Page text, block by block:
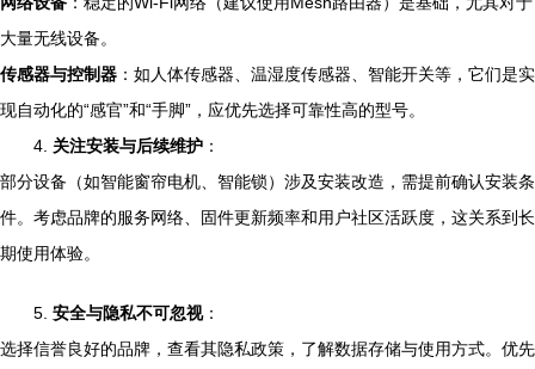
大量无线设备。
传感器与控制器 ：如人体传感器、温湿度传感器、智能开关等，它们是实
现自动化的“感官”和“手脚”，应优先选择可靠性高的型号。
4. 关注安装与后续维护 ：
部分设备（如智能窗帘电机、智能锁）涉及安装改造，需提前确认安装条
件。考虑品牌的服务网络、固件更新频率和用户社区活跃度，这关系到长
期使用体验。
5. 安全与隐私不可忽视：
选择信誉良好的品牌，查看其隐私政策，了解数据存储与使用方式。优先